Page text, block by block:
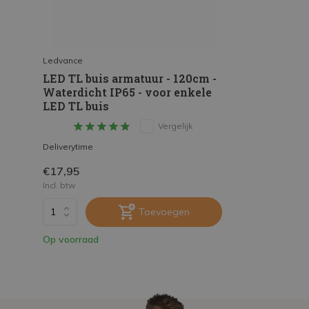
Ledvance
LED TL buis armatuur - 120cm -
Waterdicht IP65 - voor enkele
LED TL buis
Vergelijk
Deliverytime
€17,95
Incl. btw
Toevoegen
Op voorraad